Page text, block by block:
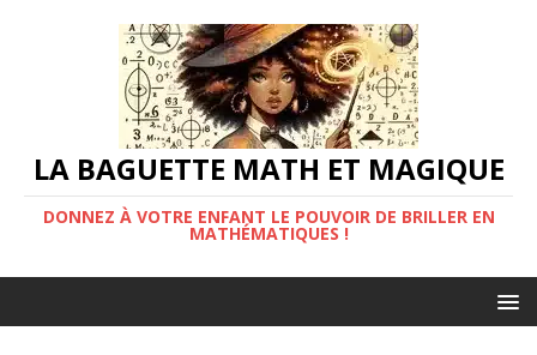
LA BAGUETTE MATH ET MAGIQUE
DONNEZ À VOTRE ENFANT LE POUVOIR DE BRILLER EN
MATHÉMATIQUES !